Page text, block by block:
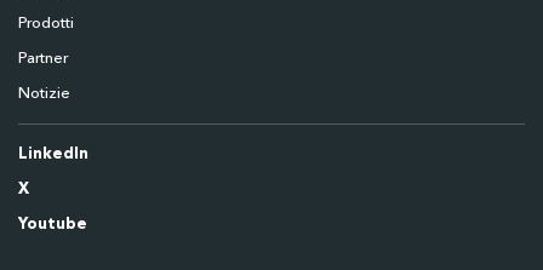
Prodotti
Partner
Notizie
LinkedIn
X
Youtube